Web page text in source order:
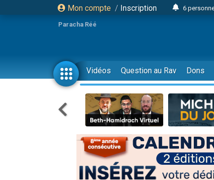
Mon compte / Inscription
6
2
17
4
Il
23
Eva vient
4
3
3
Odaya
Paracha Réé
Vidéos Question au Rav Dons